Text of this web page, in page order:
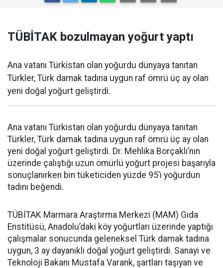
TÜBİTAK bozulmayan yoğurt yaptı
Ana vatanı Türkistan olan yoğurdu dünyaya tanıtan
Türkler, Türk damak tadına uygun raf ömrü üç ay olan
yeni doğal yoğurt geliştirdi.
Ana vatanı Türkistan olan yoğurdu dünyaya tanıtan
Türkler, Türk damak tadına uygun raf ömrü üç ay olan
yeni doğal yoğurt geliştirdi. Dr. Mehlika Borçaklı’nın
üzerinde çalıştığı uzun ömürlü yoğurt projesi başarıyla
sonuçlanırken bin tüketiciden yüzde 95’i yoğurdun
tadını beğendi.
TÜBİTAK Marmara Araştırma Merkezi (MAM) Gıda
Enstitüsü, Anadolu’daki köy yoğurtları üzerinde yaptığı
çalışmalar sonucunda geleneksel Türk damak tadına
uygun, 3 ay dayanıklı doğal yoğurt geliştirdi. Sanayi ve
Teknoloji Bakanı Mustafa Varank, şartları taşıyan ve